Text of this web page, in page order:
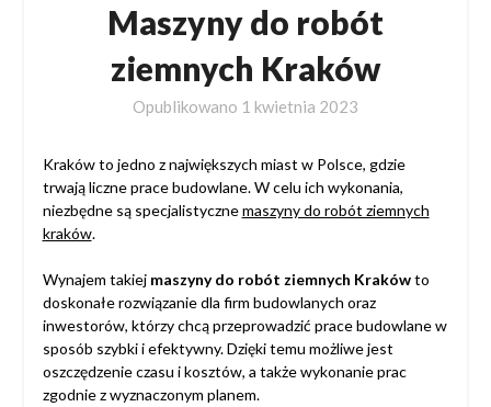
Maszyny do robót
ziemnych Kraków
Opublikowano 1 kwietnia 2023
Kraków to jedno z największych miast w Polsce, gdzie
trwają liczne prace budowlane. W celu ich wykonania,
niezbędne są specjalistycznemaszyny do robót ziemnych
kraków.
Wynajem takiej maszyny do robót ziemnych Krakówto
doskonałe rozwiązanie dla firm budowlanych oraz
inwestorów, którzy chcą przeprowadzić prace budowlane w
sposób szybki i efektywny. Dzięki temu możliwe jest
oszczędzenie czasu i kosztów, a także wykonanie prac
zgodnie z wyznaczonym planem.